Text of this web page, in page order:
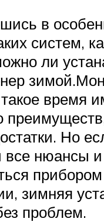
в
систем,
ли
время
Но
все нюансы и
зимняя
проблем.